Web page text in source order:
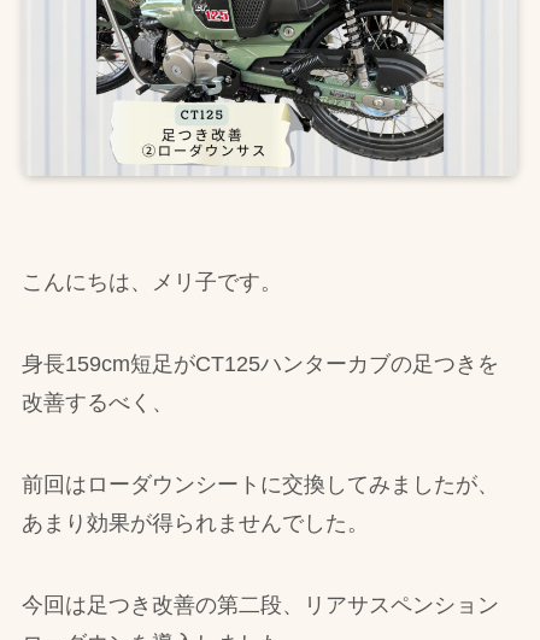
こんにちは、メリ子です。
身長159cm短足がCT125ハンターカブの足つきを
改善するべく、
前回はローダウンシートに交換してみましたが、
あまり効果が得られませんでした。
今回は足つき改善の第二段、リアサスペンション